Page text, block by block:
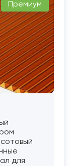
Премиум
для